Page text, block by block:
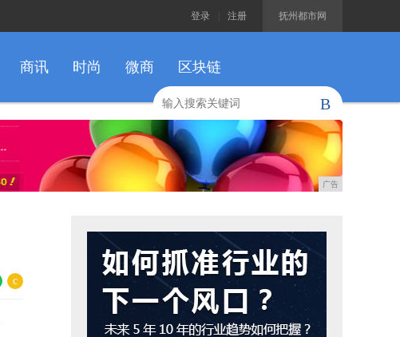
抚州都市网
登录 注册
商讯 时尚 微商 区块链
B
广告
c